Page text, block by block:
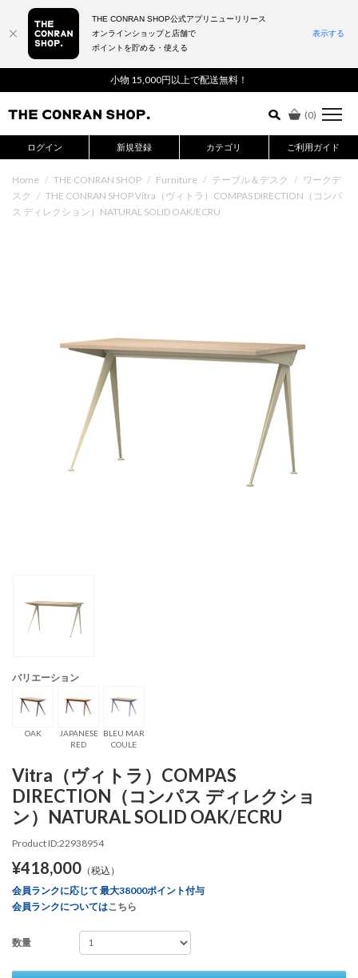
小物 15,000円以上で配送無料！
(0)
ログイン 新規登録 カテゴリ ご利用ガイド
詳細検索はこちら
Home / THE CONRAN SHOP / Furniture / テーブル＆デスク / ワークデ
スク / THE CONRAN SHOP Vitra（ヴィトラ）COMPAS DIRECTION（コンパ
ス ディレクション）NATURAL SOLID OAK/ECRU
バリエーション
OAK
JAPANESE
RED
BLEU MAR
COULE
Vitra（ヴィトラ）COMPAS
DIRECTION（コンパス ディレクショ
ン）NATURAL SOLID OAK/ECRU
Product ID:22938954
¥418,000 （税込）
会員ランクに応じて 最大38000ポイント付与
会員ランクについてはこちら
数量
THE CONRAN SHOP公式アプリニューリリース
オンラインショップと店舗で
ポイントを貯める・使える
表示する